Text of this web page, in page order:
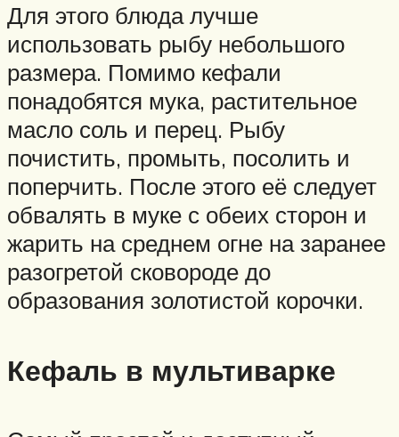
Для этого блюда лучше
использовать рыбу небольшого
размера. Помимо кефали
понадобятся мука, растительное
масло соль и перец. Рыбу
почистить, промыть, посолить и
поперчить. После этого её следует
обвалять в муке с обеих сторон и
жарить на среднем огне на заранее
разогретой сковороде до
образования золотистой корочки.
Кефаль в мультиварке